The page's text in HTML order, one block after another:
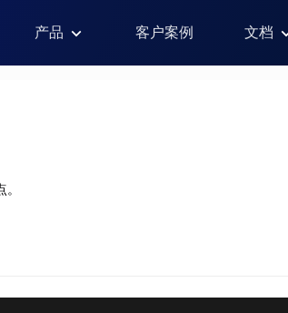
产品 客户案例 文档